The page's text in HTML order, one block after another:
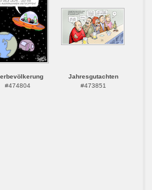
#474804
Jahresgutachten
#473851